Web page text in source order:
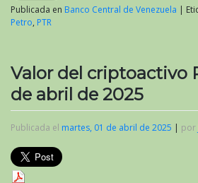
Publicada en Banco Central de Venezuela |
Petro, PTR
Valor del criptoactivo
de abril de 2025
Publicada el martes, 01 de abril de 2025 | por